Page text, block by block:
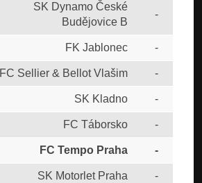
SK Dynamo České
Budějovice B
-
FK Jablonec -
FC Sellier & Bellot Vlašim -
SK Kladno -
FC Táborsko -
FC Tempo Praha -
SK Motorlet Praha -